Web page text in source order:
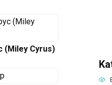
(Miley Cyrus)